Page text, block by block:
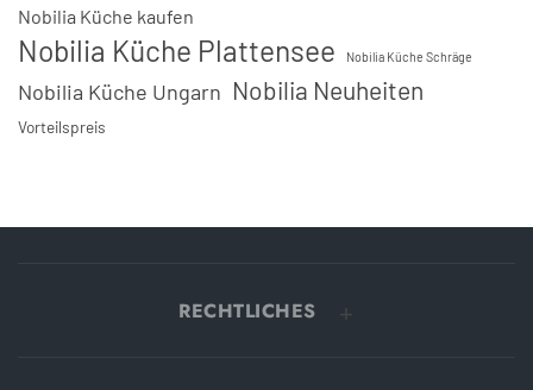
Nobilia Küche kaufen
Nobilia Küche Plattensee Nobilia Küche Schräge
Nobilia Küche Ungarn Nobilia Neuheiten
Vorteilspreis
RECHTLICHES